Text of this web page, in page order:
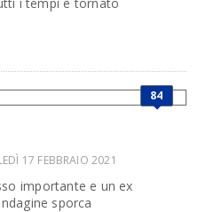
84
17 FEBBRAIO 2021
importante e un ex
sporca